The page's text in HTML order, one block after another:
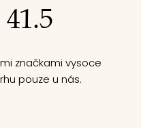
značkami vysoce
pouze u nás.